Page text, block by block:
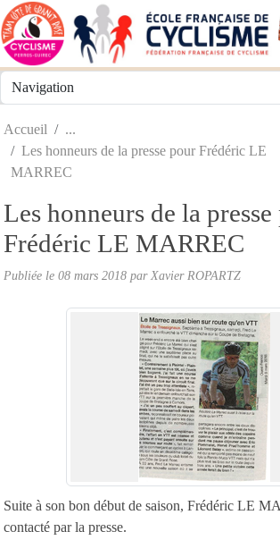
Accueil
Les honneurs de la presse pour Frédéric LE
MARREC
Les honneurs de la
Frédéric LE MARREC
Publiée le 08 mars 2018 par Xavier ROPARTZ
Suite à son bon début de saison, Frédéric LE
contacté par la presse.
Panneau de gestion des cookies